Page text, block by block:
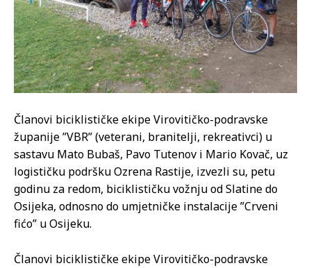
Članovi biciklističke ekipe Virovitičko-podravske
županije ”VBR” (veterani, branitelji, rekreativci) u
sastavu Mato Bubaš, Pavo Tutenov i Mario Kovač, uz
logističku podršku Ozrena Rastije, izvezli su, petu
godinu za redom, biciklističku vožnju od Slatine do
Osijeka, odnosno do umjetničke instalacije ”Crveni
fićo” u Osijeku.
Članovi biciklističke ekipe Virovitičko-podravske